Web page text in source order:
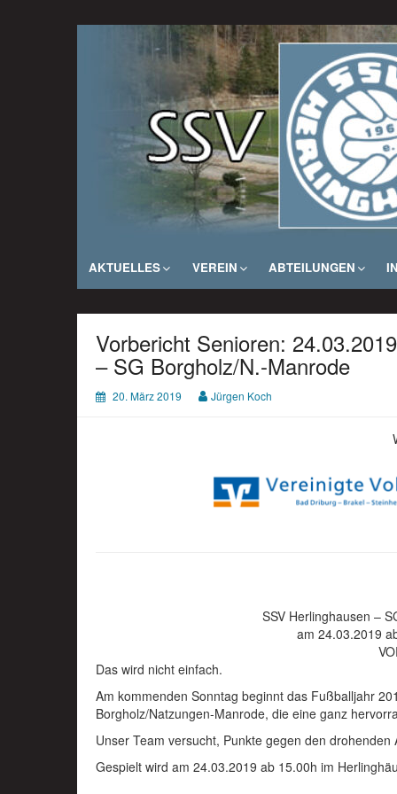
SSV Herlinghausen e. V.
AKTUELLES VEREIN ABTEILUNGEN
Vorbericht Senioren:
– SG Borgholz/N.-Manrode
20. März 2019 Jürgen Koch
SSV Herlinghausen –
am 24.03.2019
Das wird nicht einfach.
Am kommenden Sonntag beginnt das Fußballjahr
Borgholz/Natzungen-Manrode, die eine ganz
Unser Team versucht, Punkte gegen den drohenden
Gespielt wird am 24.03.2019 ab 15.00h im